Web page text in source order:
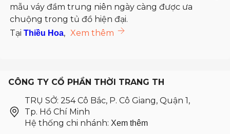
mẫu váy đầm trung niên ngày càng được ưa
chuộng trong tủ đồ hiện đại.
Tại Thiều Hoa, Xem thêm
CÔNG TY CỔ PHẦN THỜI TRANG TH
TRỤ SỞ: 254 Cô Bắc, P. Cô Giang, Quận 1,
Tp. Hồ Chí Minh
Hệ thống chi nhánh: Xem thêm